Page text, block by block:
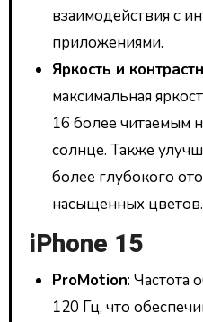
взаимодействия с
приложениями.
Яркость и
максимальная
16 более читаемым
солнце. Также
более глубокого
насыщенных цветов.
iPhone 15
ProMotion: Частота
120 Гц, что